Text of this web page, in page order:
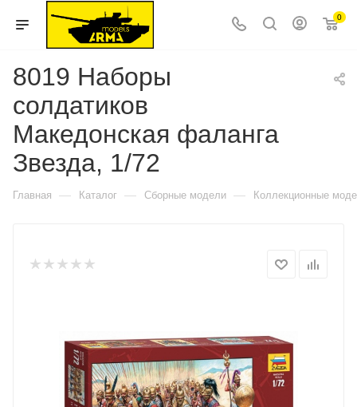
0
8019 Наборы
солдатиков
Македонская фаланга
Звезда, 1/72
Главная — Каталог — Сборные модели — Коллекционные